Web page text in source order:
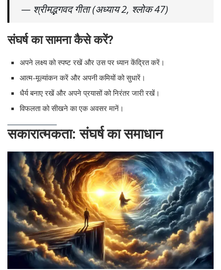
— श्रीमद्भगवद गीता (अध्याय 2, श्लोक 47)
संघर्ष का सामना कैसे करें?
अपने लक्ष्य को स्पष्ट रखें और उस पर ध्यान केंद्रित करें।
आत्म-मूल्यांकन करें और अपनी कमियों को सुधारें।
धैर्य बनाए रखें और अपने प्रयासों को निरंतर जारी रखें।
विफलता को सीखने का एक अवसर मानें।
सकारात्मकता: संघर्ष का समाधान